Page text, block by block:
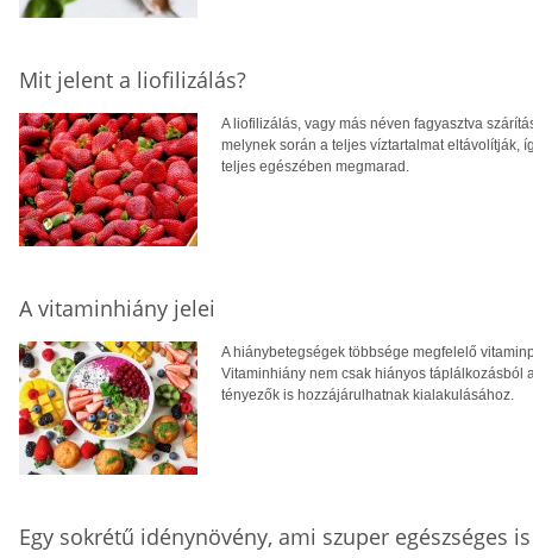
Mit jelent a liofilizálás?
A liofilizálás, vagy más néven fagyasztva
melynek során a teljes víztartalmat eltávolítják,
teljes egészében megmarad.
A vitaminhiány jelei
A hiánybetegségek többsége megfelelő
Vitaminhiány nem csak hiányos táplálkozásból
tényezők is hozzájárulhatnak kialakulásához.
Egy sokrétű idénynövény, ami szuper egészséges is